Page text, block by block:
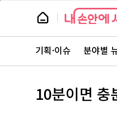
본
뉴
스
뉴
스
주
서
바
로
기획·이슈 분야별
10분이면 충
페